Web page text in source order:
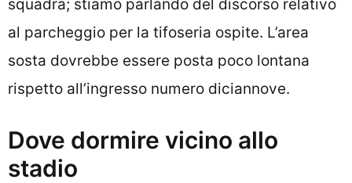
squadra; stiamo parlando del discorso relativo
al parcheggio per la tifoseria ospite. L’area
sosta dovrebbe essere posta poco lontana
rispetto all’ingresso numero diciannove.
Dove dormire vicino allo
stadio